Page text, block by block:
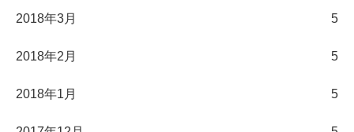
2018年3月 5
2018年2月 5
2018年1月 5